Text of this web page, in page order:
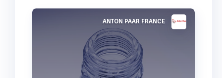
ANTON PAAR FRANCE